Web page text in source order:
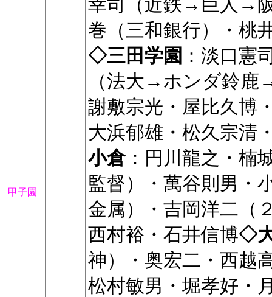
甲子園
幸司（近鉄→巨人→
巻（三和銀行）・桃
◇三田学園 ：淡口憲
（法大→ホンダ鈴
謝敷宗光・屋比久博
大浜郁雄・松久宗清
小倉：円川龍之・楠
監督）・萬谷則男・
金属）・吉岡洋二（
西村裕・石井信博◇
神）・奥宏二・西越
松村敏男・堀孝好・